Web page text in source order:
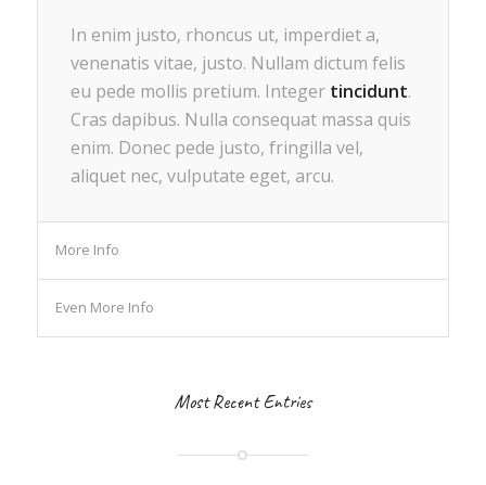
In enim justo, rhoncus ut, imperdiet a,
venenatis vitae, justo. Nullam dictum felis
eu pede mollis pretium. Integer tincidunt.
Cras dapibus. Nulla consequat massa quis
enim. Donec pede justo, fringilla vel,
aliquet nec, vulputate eget, arcu.
More Info
Even More Info
Most Recent Entries